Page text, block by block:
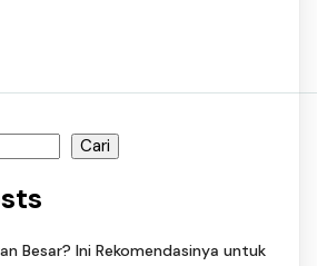
Cari
Besar? Ini Rekomendasinya untuk